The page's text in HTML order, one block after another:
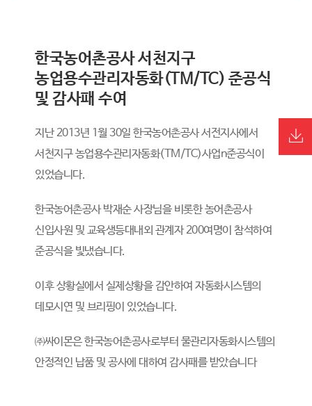
한국농어촌공사 서천지구
농업용수관리자동화(TM/TC) 준공식
및 감사패 수여
지난 2013년 1월 30일 한국농어촌공사 서전지사에서
서천지구 농업용수관리자동화(TM/TC)사업n준공식이
있었습니다.
한국농어촌공사 박재순 사장님을 비롯한 농어촌공사
신입사원 및 교육생등대내외 관계자 200여명이 참석하여
준공식을 빛냈습니다.
이후 상황실에서 실제상황을 감안하여 자동화시스템의
데모시연 및 브리핑이 있었습니다.
㈜싸이몬은 한국농어촌공사로부터 물관리자동화시스템의
안정적인 납품 및 공사에 대하여 감사패를 받았습니다